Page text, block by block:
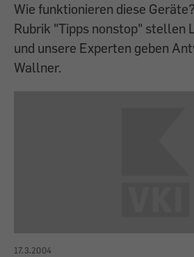
Wie funktionieren diese
Rubrik "Tipps nonstop" stellen
und unsere Experten geben
Wallner.
17.3.2004